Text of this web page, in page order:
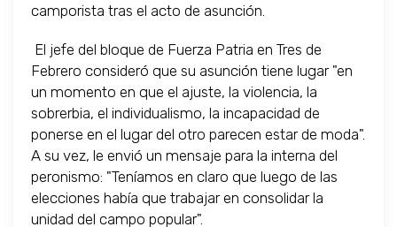
camporista tras el acto de asunción.
El jefe del bloque de Fuerza Patria en Tres de
Febrero consideró que su asunción tiene lugar "en
un momento en que el ajuste, la violencia, la
sobrerbia, el individualismo, la incapacidad de
ponerse en el lugar del otro parecen estar de moda".
A su vez, le envió un mensaje para la interna del
peronismo: "Teníamos en claro que luego de las
elecciones había que trabajar en consolidar la
unidad del campo popular".